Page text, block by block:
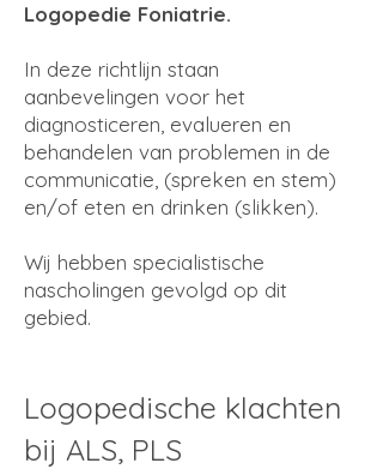
Logopedie Foniatrie.
In deze richtlijn staan
aanbevelingen voor het
diagnosticeren, evalueren en
behandelen van problemen in de
communicatie, (spreken en stem)
en/of eten en drinken (slikken).
Wij hebben specialistische
nascholingen gevolgd op dit
gebied.
Logopedische klachten
bij ALS, PLS